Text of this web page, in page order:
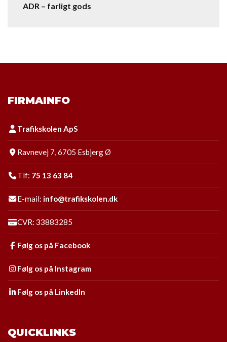
ADR – farligt gods
FIRMAINFO
Trafikskolen ApS
Ravnevej 7, 6705 Esbjerg Ø
Tlf: 75 13 63 84
E-mail: info@trafikskolen.dk
CVR: 33883285
Følg os på Facebook
Følg os på Instagram
Følg os på LinkedIn
QUICKLINKS